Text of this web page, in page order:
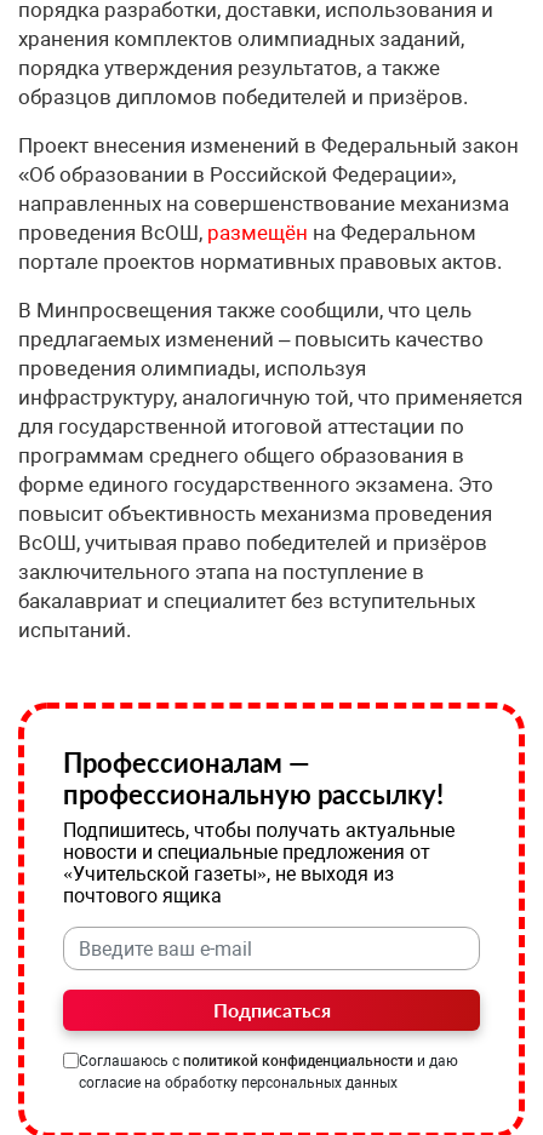
порядка разработки, доставки, использования и
хранения комплектов олимпиадных заданий,
порядка утверждения результатов, а также
образцов дипломов победителей и призёров.
Проект внесения изменений в Федеральный закон
«Об образовании в Российской Федерации»,
направленных на совершенствование механизма
проведения ВсОШ, размещён на Федеральном
портале проектов нормативных правовых актов.
В Минпросвещения также сообщили, что цель
предлагаемых изменений – повысить качество
проведения олимпиады, используя
инфраструктуру, аналогичную той, что применяется
для государственной итоговой аттестации по
программам среднего общего образования в
форме единого государственного экзамена. Это
повысит объективность механизма проведения
ВсОШ, учитывая право победителей и призёров
заключительного этапа на поступление в
бакалавриат и специалитет без вступительных
испытаний.
Профессионалам —
профессиональную рассылку!
Подпишитесь, чтобы получать актуальные
новости и специальные предложения от
«Учительской газеты», не выходя из
почтового ящика
Подписаться
Соглашаюсь с политикой конфиденциальности и даю
согласие на обработку персональных данных